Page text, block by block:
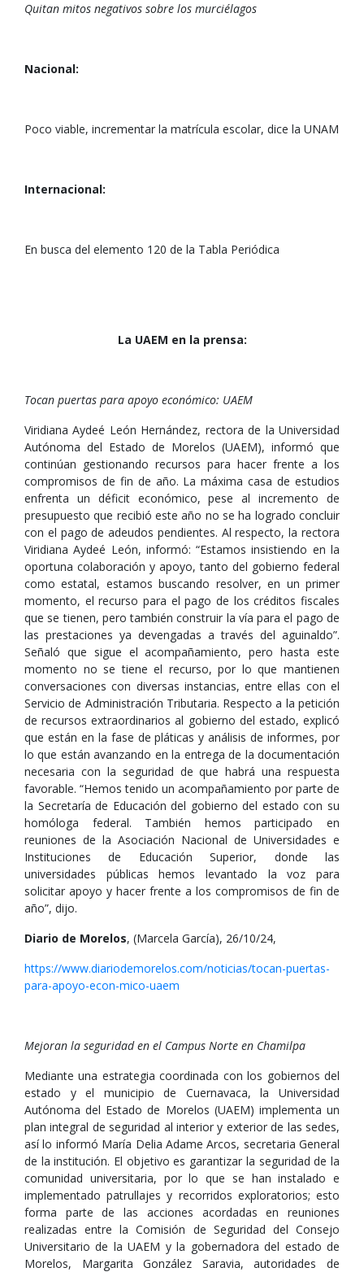
Quitan mitos negativos sobre los murciélagos
Nacional:
Poco viable, incrementar la matrícula escolar, dice la UNAM
Internacional:
En busca del elemento 120 de la Tabla Periódica
La UAEM en la prensa:
Tocan puertas para apoyo económico: UAEM
Viridiana Aydeé León Hernández, rectora de la Universidad
Autónoma del Estado de Morelos (UAEM), informó que
continúan gestionando recursos para hacer frente a los
compromisos de fin de año. La máxima casa de estudios
enfrenta un déficit económico, pese al incremento de
presupuesto que recibió este año no se ha logrado concluir
con el pago de adeudos pendientes. Al respecto, la rectora
Viridiana Aydeé León, informó: “Estamos insistiendo en la
oportuna colaboración y apoyo, tanto del gobierno federal
como estatal, estamos buscando resolver, en un primer
momento, el recurso para el pago de los créditos fiscales
que se tienen, pero también construir la vía para el pago de
las prestaciones ya devengadas a través del aguinaldo”.
Señaló que sigue el acompañamiento, pero hasta este
momento no se tiene el recurso, por lo que mantienen
conversaciones con diversas instancias, entre ellas con el
Servicio de Administración Tributaria. Respecto a la petición
de recursos extraordinarios al gobierno del estado, explicó
que están en la fase de pláticas y análisis de informes, por
lo que están avanzando en la entrega de la documentación
necesaria con la seguridad de que habrá una respuesta
favorable. “Hemos tenido un acompañamiento por parte de
la Secretaría de Educación del gobierno del estado con su
homóloga federal. También hemos participado en
reuniones de la Asociación Nacional de Universidades e
Instituciones de Educación Superior, donde las
universidades públicas hemos levantado la voz para
solicitar apoyo y hacer frente a los compromisos de fin de
año”, dijo.
Diario de Morelos, (Marcela García), 26/10/24,
https://www.diariodemorelos.com/noticias/tocan-puertas-
para-apoyo-econ-mico-uaem
Mejoran la seguridad en el Campus Norte en Chamilpa
Mediante una estrategia coordinada con los gobiernos del
estado y el municipio de Cuernavaca, la Universidad
Autónoma del Estado de Morelos (UAEM) implementa un
plan integral de seguridad al interior y exterior de las sedes,
así lo informó María Delia Adame Arcos, secretaria General
de la institución. El objetivo es garantizar la seguridad de la
comunidad universitaria, por lo que se han instalado e
implementado patrullajes y recorridos exploratorios; esto
forma parte de las acciones acordadas en reuniones
realizadas entre la Comisión de Seguridad del Consejo
Universitario de la UAEM y la gobernadora del estado de
Morelos, Margarita González Saravia, autoridades de